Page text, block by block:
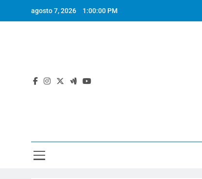
agosto 7, 2026 1:00:00 PM